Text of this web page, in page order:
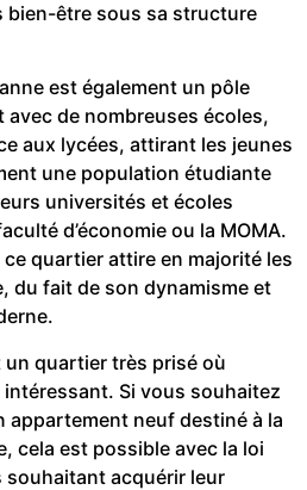
bien-être sous sa structure
est également un pôle
avec de nombreuses écoles,
aux lycées, attirant les jeunes
une population étudiante
universités et écoles
d’économie ou la MOMA.
quartier attire en majorité les
du fait de son dynamisme et
quartier très prisé où
intéressant. Si vous souhaitez
appartement neuf destiné à la
cela est possible avec la loi
souhaitant acquérir leur